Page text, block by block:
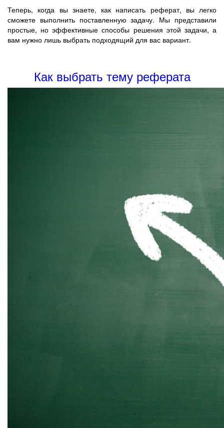
Теперь, когда вы знаете, как написать реферат, вы легко
сможете выполнить поставленную задачу. Мы представили
простые, но эффективные способы решения этой задачи, а
вам нужно лишь выбрать подходящий для вас вариант.
Как выбрать тему реферата